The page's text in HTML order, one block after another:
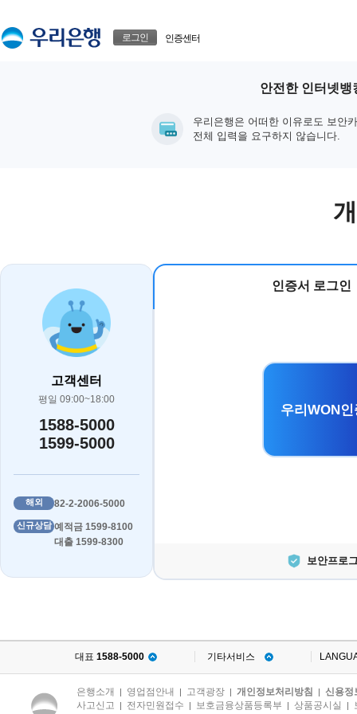
로그인 인증센터
안전한 인터넷뱅
우리은행은 어떠한 이유로도 보안
전체 입력을 요구하지 않습니다.
고객센터
평일 09:00~18:00
1588-5000
1599-5000
해외 82-2-2006-5000
신규상담 예적금 1599-8100
대출 1599-8300
인증서 로그인
우리WON
보안프로
대표 1588-5000 기타서비스
은행소개 | 영업점안내 | 고객광장 | 개인정보처리방침 | 신용정
사고신고 | 전자민원접수 | 보호금융상품등록부 | 상품공시실 |